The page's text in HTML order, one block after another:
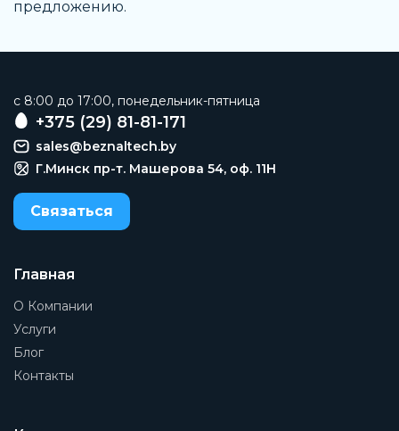
предложению.
c 8:00 до 17:00, понедельник-пятница
+375 (29) 81-81-171
sales@beznaltech.by
Г.Минск пр-т. Машерова 54, оф. 11H
Связаться
Главная
О Компании
Услуги
Блог
Контакты